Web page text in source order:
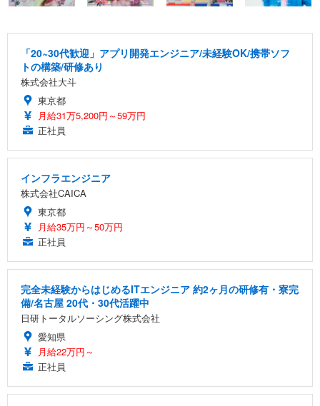
「20~30代歓迎」アプリ開発エンジニア/未経験OK/携帯ソフ
トの構築/研修あり
株式会社大斗
東京都
月給31万5,200円～59万円
正社員
インフラエンジニア
株式会社CAICA
東京都
月給35万円～50万円
正社員
完全未経験からはじめるITエンジニア 約2ヶ月の研修有・寮完
備/名古屋 20代・30代活躍中
日研トータルソーシング株式会社
愛知県
月給22万円～
正社員